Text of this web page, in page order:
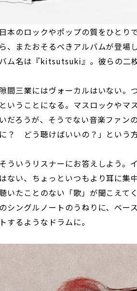
日本のロックやポップの質をひとり
ら、またおそるべきアルバムが登場
バム名は『kitsutsuki』。彼らの二
隙間三業にはヴォーカルはいない。
ということになる。マスロックやマ
いだろうが、そうでない音楽ファン
に？ どう聴けばいいの？」という
そういうリスナーにお答えしよう。
はない、ちょっといつもより耳に集
いたことのない「歌」が聞こえて
のシングルノートのうねりに、ベー
トするようなドラムに。